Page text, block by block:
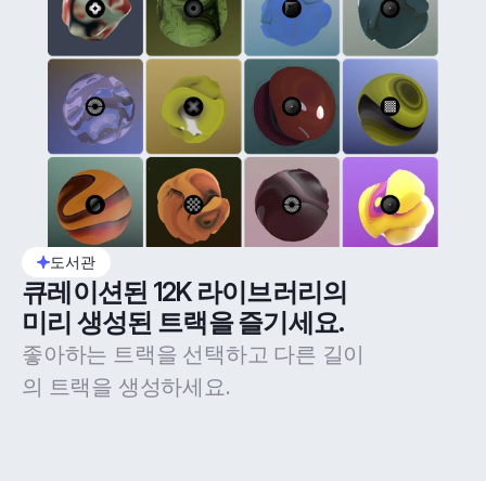
도서관
큐레이션된 12K 라이브러리의
미리 생성된 트랙을 즐기세요.
좋아하는 트랙을 선택하고 다른 길이
의 트랙을 생성하세요.